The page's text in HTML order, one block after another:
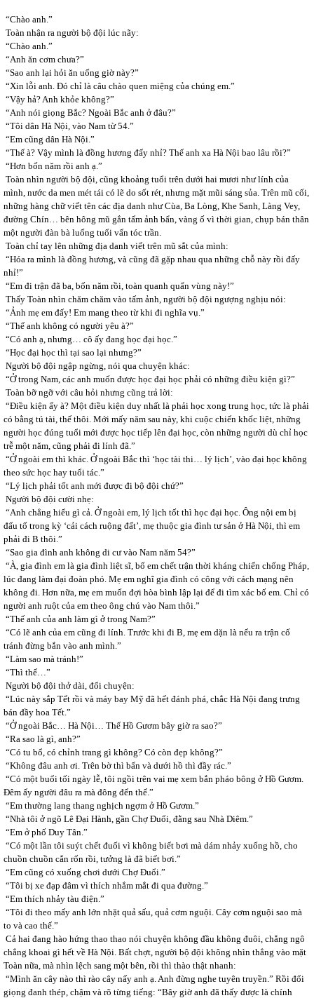
“Chào anh.”
Toàn nhận ra người bộ đội lúc nãy:
“Chào anh.”
“Anh ăn cơm chưa?”
“Sao anh lại hỏi ăn uống giờ này?”
“Xin lỗi anh. Đó chỉ là câu chào quen miệng của chúng em.”
“Vậy hả? Anh khỏe không?”
“Anh nói giọng Bắc? Ngoài Bắc anh ở đâu?”
“Tôi dân Hà Nội, vào Nam từ 54.”
“Em cũng dân Hà Nội.”
“Thế à? Vậy mình là đồng hương đấy nhỉ? Thế anh xa Hà Nội bao lâu rồi?”
“Hơn bốn năm rồi anh ạ.”
Toàn nhìn người bộ đội, cũng khoảng tuổi trên dưới hai mươi như lính của
mình, nước da men mét tái có lẽ do sốt rét, nhưng mặt mũi sáng sủa. Trên mũ cối,
những hàng chữ viết tên các địa danh như Cùa, Ba Lòng, Khe Sanh, Làng Vey,
đường Chín… bên hông mũ gắn tấm ảnh bẩn, vàng ố vì thời gian, chụp bán thân
một người đàn bà luống tuổi vấn tóc trần.
Toàn chỉ tay lên những địa danh viết trên mũ sắt của mình:
“Hóa ra mình là đồng hương, và cũng đã gặp nhau qua những chỗ này rồi đấy
nhỉ!”
“Em đi trận đã ba, bốn năm rồi, toàn quanh quẩn vùng này!”
Thấy Toàn nhìn chăm chăm vào tấm ảnh, người bộ đội ngượng nghịu nói:
“Ảnh mẹ em đấy! Em mang theo từ khi đi nghĩa vụ.”
“Thế anh không có người yêu à?”
“Có anh ạ, nhưng… cô ấy đang học đại học.”
“Học đại học thì tại sao lại nhưng?”
Người bộ đội ngập ngừng, nói qua chuyện khác:
“Ở trong Nam, các anh muốn được học đại học phải có những điều kiện gì?”
Toàn bỡ ngỡ với câu hỏi nhưng cũng trả lời:
“Điều kiện ấy à? Một điều kiện duy nhất là phải học xong trung học, tức là phải
có bằng tú tài, thế thôi. Mới mấy năm sau này, khi cuộc chiến khốc liệt, những
người học đúng tuổi mới được học tiếp lên đại học, còn những người dù chỉ học
trễ một năm, cũng phải đi lính đã.”
“Ở ngoài em thì khác. Ở ngoài Bắc thì ‘học tài thi… lý lịch’, vào đại học không
theo sức học hay tuổi tác.”
“Lý lịch phải tốt anh mới được đi bộ đội chứ?”
Người bộ đội cười nhẹ:
“Anh chẳng hiểu gì cả. Ở ngoài em, lý lịch tốt thì học đại học. Ông nội em bị
đấu tố trong kỳ ‘cải cách ruộng đất’, mẹ thuộc gia đình tư sản ở Hà Nội, thì em
phải đi B thôi.”
“Sao gia đình anh không di cư vào Nam năm 54?”
“À, gia đình em là gia đình liệt sĩ, bố em chết trận thời kháng chiến chống Pháp,
lúc đang làm đại đoàn phó. Mẹ em nghĩ gia đình có công với cách mạng nên
không đi. Hơn nữa, mẹ em muốn đợi hòa bình lập lại để đi tìm xác bố em. Chỉ có
người anh ruột của em theo ông chú vào Nam thôi.”
“Thế anh của anh làm gì ở trong Nam?”
“Có lẽ anh của em cũng đi lính. Trước khi đi B, mẹ em dặn là nếu ra trận cố
tránh đừng bắn vào anh mình.”
“Làm sao mà tránh!”
“Thì thế…”
Người bộ đội thở dài, đổi chuyện:
“Lúc này sắp Tết rồi và máy bay Mỹ đã hết đánh phá, chắc Hà Nội đang trưng
bán đầy hoa Tết.”
“Ở ngoài Bắc… Hà Nội… Thế Hồ Gươm bây giờ ra sao?”
“Ra sao là gì, anh?”
“Có tu bổ, có chỉnh trang gì không? Có còn đẹp không?”
“Không đâu anh ơi. Trên bờ thì bẩn và dưới hồ thì đầy rác.”
“Có một buổi tối ngày lễ, tôi ngồi trên vai mẹ xem bắn pháo bông ở Hồ Gươm.
Đêm ấy người đâu ra mà đông đến thế.”
“Em thường lang thang nghịch ngợm ở Hồ Gươm.”
“Nhà tôi ở ngõ Lê Đại Hành, gần Chợ Đuổi, đằng sau Nhà Diêm.”
“Em ở phố Duy Tân.”
“Có một lần tôi suýt chết đuối vì không biết bơi mà dám nhảy xuống hồ, cho
chuồn chuồn cắn rốn rồi, tưởng là đã biết bơi.”
“Em cũng có xuống chơi dưới Chợ Đuổi.”
“Tôi bị xe đạp đâm vì thích nhắm mắt đi qua đường.”
“Em thích nhảy tàu điện.”
“Tôi đi theo mấy anh lớn nhặt quả sấu, quả cơm nguội. Cây cơm nguội sao mà
to và cao thế.”
Cả hai đang hào hứng thao thao nói chuyện không đầu không đuôi, chẳng ngô
chẳng khoai gì hết về Hà Nội. Bất chợt, người bộ đội không nhìn thẳng vào mặt
Toàn nữa, mà nhìn lệch sang một bên, rồi thì thào thật nhanh:
“Mình ăn cây nào thì rào cây nấy anh ạ. Anh đừng nghe tuyên truyền.” Rồi đổi
giọng đanh thép, chậm và rõ từng tiếng: “Bây giờ anh đã thấy được là chính